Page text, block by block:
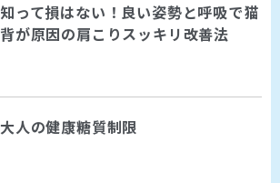
知って損はない！良い姿勢と呼吸で猫
背が原因の肩こりスッキリ改善法
大人の健康糖質制限